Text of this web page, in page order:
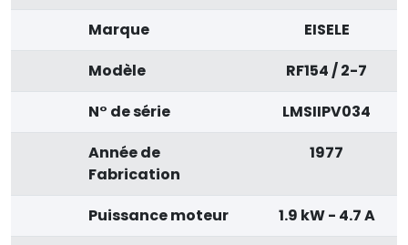
Marque
EISELE
Modèle
RF154 / 2-7
N° de série
LMSIIPV034
Année de
Fabrication
1977
Puissance moteur
1.9 kW - 4.7 A